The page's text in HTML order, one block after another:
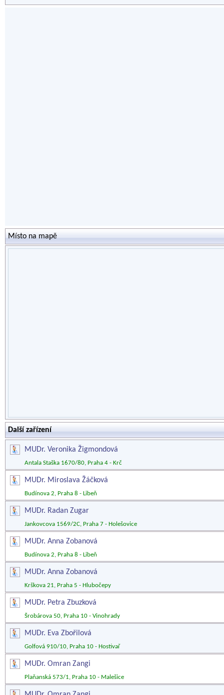
Místo na mapě
Další zařízení
MUDr. Veronika Žigmondová
Antala Staška 1670/80, Praha 4 - Krč
MUDr. Miroslava Žáčková
Budínova 2, Praha 8 - Libeň
MUDr. Radan Zugar
Jankovcova 1569/2C, Praha 7 - Holešovice
MUDr. Anna Zobanová
Budínova 2, Praha 8 - Libeň
MUDr. Anna Zobanová
Krškova 21, Praha 5 - Hlubočepy
MUDr. Petra Zbuzková
Šrobárova 50, Praha 10 - Vinohrady
MUDr. Eva Zbořilová
Golfová 910/10, Praha 10 - Hostivař
MUDr. Omran Zangi
Plaňanská 573/1, Praha 10 - Malešice